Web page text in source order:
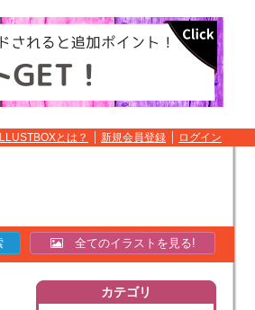
ILLUSTBOXとは？ 新規会員登録 ログイン
全てのイラストを見る!
カテゴリ